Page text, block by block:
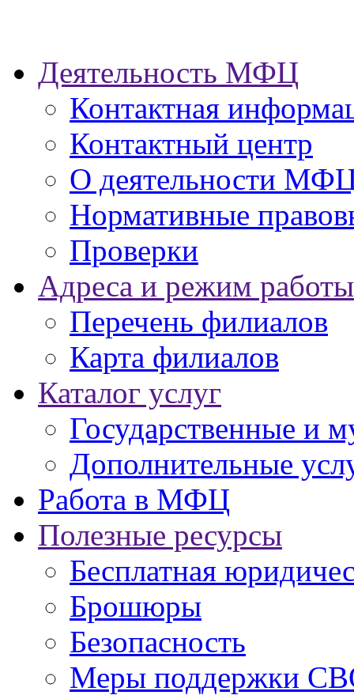
Деятельность МФЦ
Контактная
Контактный центр
О деятельности
Нормативные
Проверки
Адреса и режим работы
Перечень филиалов
Карта филиалов
Каталог услуг
Государственные и
Дополнительные
Работа в МФЦ
Полезные ресурсы
Бесплатная
Брошюры
Безопасность
Меры поддержки